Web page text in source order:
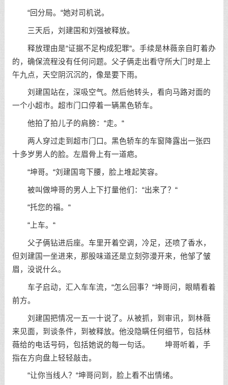
“回分局。“她对司机说。
三天后，刘建国和刘强被释放。
释放理由是“证据不足构成犯罪“。手续是林薇亲自盯着办
的，确保流程没有任何问题。父子俩走出看守所大门时是上
午九点，天空阴沉沉的，像是要下雨。
刘建国站在，深吸空气。然后他转头，看向马路对面的
一个小超市。超市门口停着一辆黑色轿车。
他拍了拍儿子的肩膀：“走。“
两人穿过走到超市门口。黑色轿车的车窗降露出一张四
十多岁男人的脸。左眉骨上有一道疤。
“坤哥。“刘建国弯下腰，脸上堆起笑容。
被叫做坤哥的男人上下打量他们：“出来了？“
“托您的福。“
“上车。“
父子俩钻进后座。车里开着空调，冷足，还喷了香水，
但刘建国一坐进来，那股味道还是立刻弥漫开来，他邹了皱
眉，没说什么。
车子启动，汇入车车流，“怎么回事？“坤哥问，眼睛看着
前方。
刘建国把情况一五一十说了。从被抓，到审讯，到林薇
来见面，到谈条件，到被释放。他没隐瞒任何细节，包括林
薇给的电话号码，包括她说的每一句话。 坤哥听着，手
指在方向盘上轻轻敲击。
“让你当线人？“坤哥问到，脸上看不出情绪。